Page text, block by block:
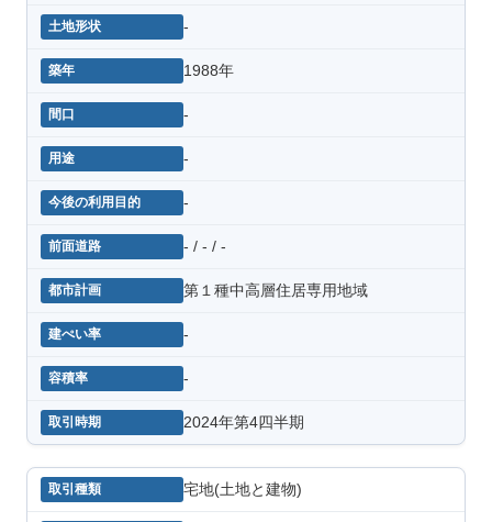
-
1988年
-
-
-
- / - / -
第１種中高層住居専用地域
-
-
2024年第4四半期
宅地(土地と建物)